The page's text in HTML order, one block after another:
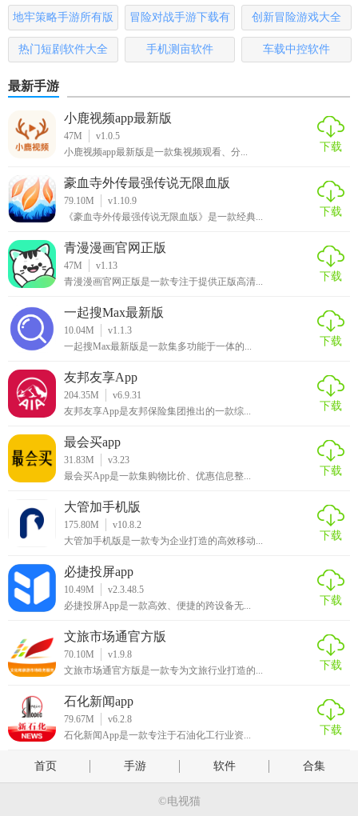
哪些
地牢策略手游所有版
本
冒险对战手游下载有
哪些
创新冒险游戏大全
热门短剧软件大全 手机测亩软件 车载中控软件
最新手游
小鹿视频app最新版
47M
v1.0.5
小鹿视频app最新版是一款集视频观看、分...
下载
豪血寺外传最强传说无限血版
79.10M
v1.10.9
《豪血寺外传最强传说无限血版》是一款经典...
下载
青漫漫画官网正版
47M
v1.13
青漫漫画官网正版是一款专注于提供正版高清...
下载
一起搜Max最新版
10.04M
v1.1.3
一起搜Max最新版是一款集多功能于一体的...
下载
友邦友享App
204.35M
v6.9.31
友邦友享App是友邦保险集团推出的一款综...
下载
最会买app
31.83M
v3.23
最会买App是一款集购物比价、优惠信息整...
下载
大管加手机版
175.80M
v10.8.2
大管加手机版是一款专为企业打造的高效移动...
下载
必捷投屏app
10.49M
v2.3.48.5
必捷投屏App是一款高效、便捷的跨设备无...
下载
文旅市场通官方版
70.10M
v1.9.8
文旅市场通官方版是一款专为文旅行业打造的...
下载
石化新闻app
79.67M
v6.2.8
石化新闻App是一款专注于石油化工行业资...
下载
首页 手游 软件 合集
©电视猫